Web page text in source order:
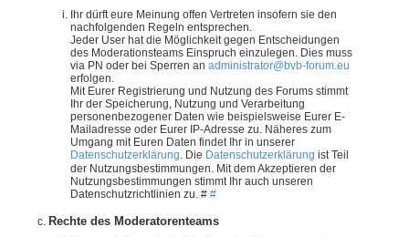
Ihr dürft eure Meinung offen Vertreten insofern sie den
nachfolgenden Regeln entsprechen.
Jeder User hat die Möglichkeit gegen Entscheidungen
des Moderationsteams Einspruch einzulegen. Dies muss
via PN oder bei Sperren an administrator@bvb-forum.eu
erfolgen.
Mit Eurer Registrierung und Nutzung des Forums stimmt
Ihr der Speicherung, Nutzung und Verarbeitung
personenbezogener Daten wie beispielsweise Eurer E-
Mailadresse oder Eurer IP-Adresse zu. Näheres zum
Umgang mit Euren Daten findet Ihr in unserer
Datenschutzerklärung . Die Datenschutzerklärung ist Teil
der Nutzungsbestimmungen. Mit dem Akzeptieren der
Nutzungsbestimmungen stimmt Ihr auch unseren
Datenschutzrichtlinien zu. # #
Rechte des Moderatorenteams